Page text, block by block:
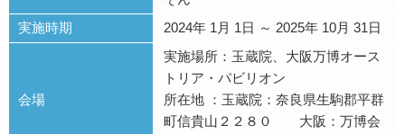
実施時期
2024年 1月 1日 ～ 2025年 10月 31日
会場
実施場所：玉蔵院、大阪万博オース
トリア・パビリオン
所在地 ：玉蔵院：奈良県生駒郡平群
町信貴山２２８０ 大阪：万博会